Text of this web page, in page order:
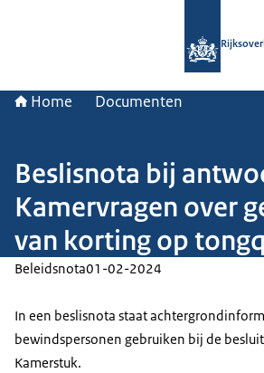
Home Documenten
Beslisnota bij
Kamervragen over
van korting op
Beleidsnota01-02-2024
In een beslisnota staat
bewindspersonen gebruiken bij de
Kamerstuk.